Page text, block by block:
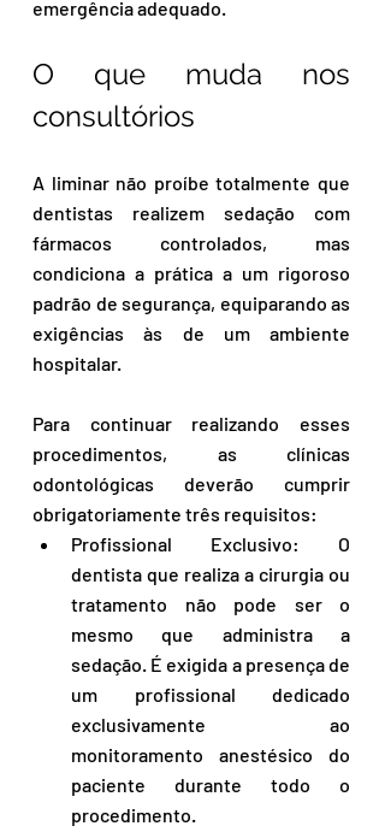
emergência adequado.
O que muda nos
consultórios
A liminar não proíbe totalmente que
dentistas realizem sedação com
fármacos controlados, mas
condiciona a prática a um rigoroso
padrão de segurança, equiparando as
exigências às de um ambiente
hospitalar.
Para continuar realizando esses
procedimentos, as clínicas
odontológicas deverão cumprir
obrigatoriamente três requisitos:
Profissional Exclusivo: O
dentista que realiza a cirurgia ou
tratamento não pode ser o
mesmo que administra a
sedação. É exigida a presença de
um profissional dedicado
exclusivamente ao
monitoramento anestésico do
paciente durante todo o
procedimento.